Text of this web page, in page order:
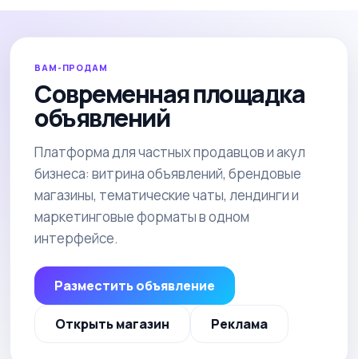
ВАМ-ПРОДАМ
Современная площадка
объявлений
Платформа для частных продавцов и акул
бизнеса: витрина объявлений, брендовые
магазины, тематические чаты, лендинги и
маркетинговые форматы в одном
интерфейсе.
Разместить объявление
Открыть магазин Реклама